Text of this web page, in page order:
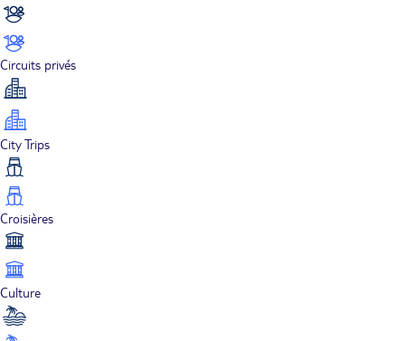
Circuits privés
City Trips
Croisières
Culture